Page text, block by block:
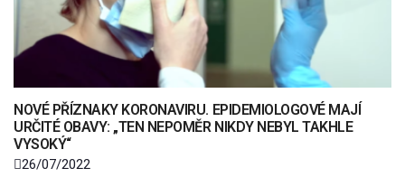
NOVÉ PŘÍZNAKY KORONAVIRU. EPIDEMIOLOGOVÉ MAJÍ
URČITÉ OBAVY: „TEN NEPOMĚR NIKDY NEBYL TAKHLE
VYSOKÝ“
26/07/2022